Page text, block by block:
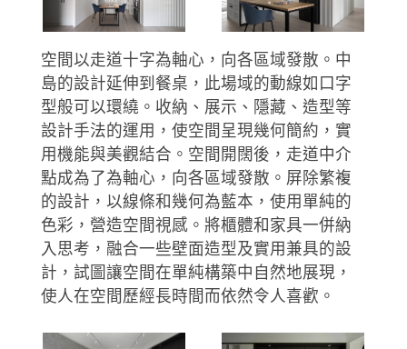
空間以走道十字為軸心，向各區域發散。中
島的設計延伸到餐桌，此場域的動線如口字
型般可以環繞。收納、展示、隱藏、造型等
設計手法的運用，使空間呈現幾何簡約，實
用機能與美觀結合。空間開闊後，走道中介
點成為了為軸心，向各區域發散。屏除繁複
的設計，以線條和幾何為藍本，使用單純的
色彩，營造空間視感。將櫃體和家具一併納
入思考，融合一些壁面造型及實用兼具的設
計，試圖讓空間在單純構築中自然地展現，
使人在空間歷經長時間而依然令人喜歡。